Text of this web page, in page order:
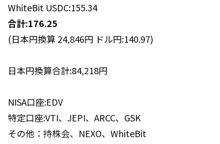
WhiteBit USDC:155.34
合計:176.25
(日本円換算 24,846円 ドル円:140.97)
日本円換算合計:84,218円
NISA口座:EDV
特定口座:VTI、JEPI、ARCC、GSK
その他：持株会、NEXO、WhiteBit